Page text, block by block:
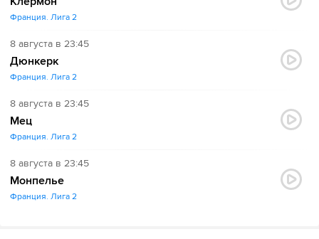
Франция. Лига 2
8 августа в 23:45
Дюнкерк
Франция. Лига 2
8 августа в 23:45
Мец
Франция. Лига 2
8 августа в 23:45
Монпелье
Франция. Лига 2